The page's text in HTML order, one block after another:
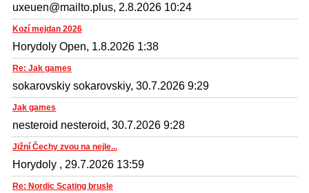
uxeuen@mailto.plus, 2.8.2026 10:24
Kozí mejdan 2026
Horydoly Open, 1.8.2026 1:38
Re: Jak games
sokarovskiy sokarovskiy, 30.7.2026 9:29
Jak games
nesteroid nesteroid, 30.7.2026 9:28
Jižní Čechy zvou na nejle...
Horydoly , 29.7.2026 13:59
Re: Nordic Scating brusle